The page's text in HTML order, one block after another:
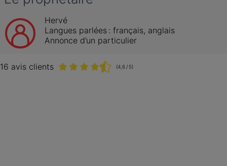
Hervé
Langues parlées : français, anglais
Annonce d’un particulier
16 avis clients (4,6 / 5)